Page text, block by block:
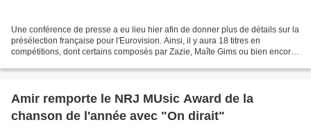
Une conférence de presse a eu lieu hier afin de donner plus de détails sur la
présélection française pour l'Eurovision. Ainsi, il y aura 18 titres en
compétitions, dont certains composés par Zazie, Maîte Gims ou bien encore
Amir remporte le NRJ MUsic Award de la
chanson de l'année avec "On dirait"